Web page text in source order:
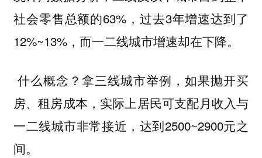
社会零售总额的63%，过去3年增速达到了
12%~13%，而一二线城市增速却在下降。
什么概念？拿三线城市举例，如果抛开买
房、租房成本，实际上居民可支配月收入与
一二线城市非常接近，达到2500~2900元之
间。